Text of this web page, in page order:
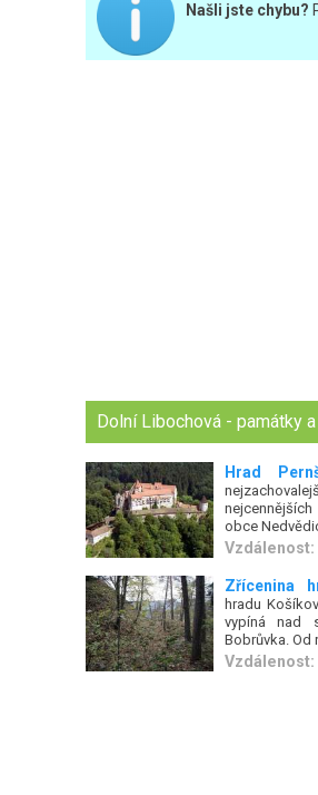
Našli jste chybu?
Dolní Libochová - památky
Hrad
obce
Vzdálenost:
Zřícenina
hradu
vypíná nad
Bobrůvka. Od
Vzdálenost: